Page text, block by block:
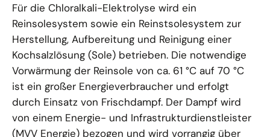
Für die Chloralkali-Elektrolyse wird ein
Reinsolesystem sowie ein Reinstsolesystem zur
Herstellung, Aufbereitung und Reinigung einer
Kochsalzlösung (Sole) betrieben. Die notwendige
Vorwärmung der Reinsole von ca. 61 °C auf 70 °C
ist ein großer Energieverbraucher und erfolgt
durch Einsatz von Frischdampf. Der Dampf wird
von einem Energie- und Infrastrukturdienstleister
(MVV Energie) bezogen und wird vorrangig über